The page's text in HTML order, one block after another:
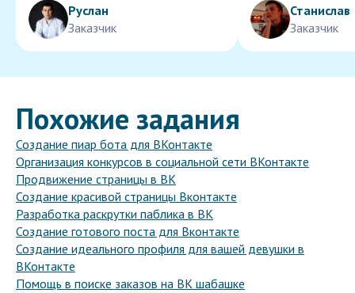
Руслан
Заказчик
Станислав
Заказчик
Похожие задания
Создание пиар бота для ВКонтакте
Организация конкурсов в социальной сети ВКонтакте
Продвижение страницы в ВК
Создание красивой страницы Вконтакте
Разработка раскрутки паблика в ВК
Создание готового поста для Вконтакте
Создание идеального профиля для вашей девушки в
ВКонтакте
Помощь в поиске заказов на ВК шабашке